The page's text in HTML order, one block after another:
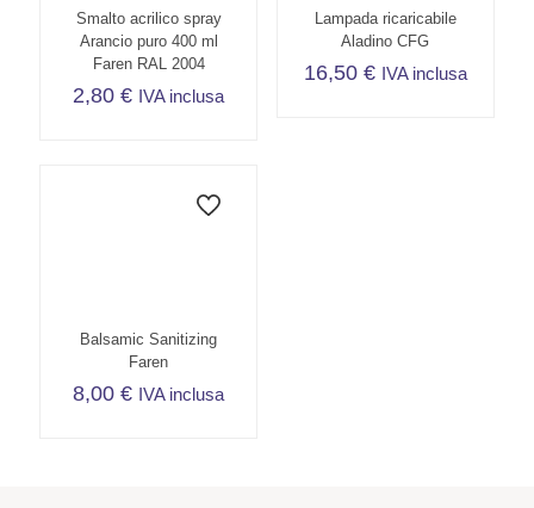
Smalto acrilico spray
Arancio puro 400 ml
Faren RAL 2004
2,80€ IVA inclusa
Lampada ricaricabile
Aladino CFG
16,50 € IVA inclusa
Balsamic Sanitizing
Faren
8,00€ IVA inclusa